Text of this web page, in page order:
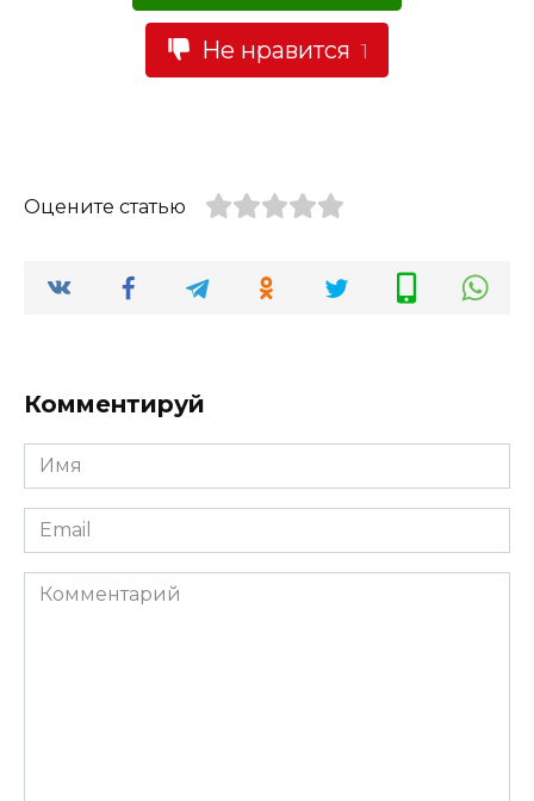
Не нравится 1
Оцените статью
Комментируй
Имя
Email
Комментарий